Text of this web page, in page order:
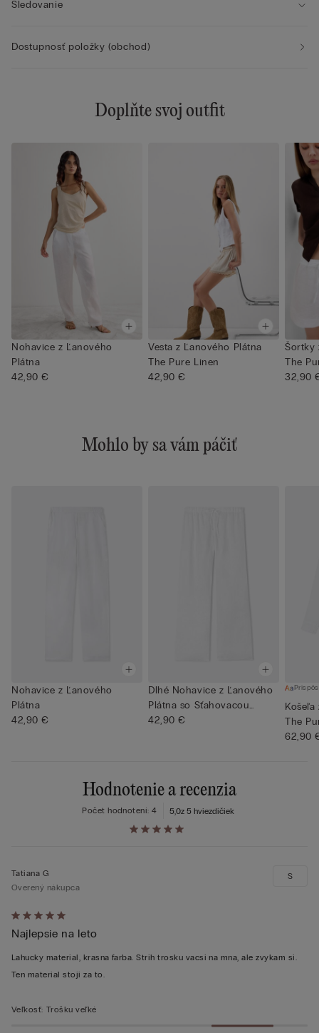
Sledovanie
Dostupnosť položky (obchod)
Doplňte svoj outfit
Nohavice z Ľanového
Plátna
42,90 €
Vesta z Ľanového Plátna
The Pure Linen
42,90 €
Šortky
The
32,90
Mohlo by sa vám páčiť
Nohavice z Ľanového
Plátna
42,90 €
Dlhé Nohavice z Ľanového
Plátna so Sťahovacou
Šnúr...
42,90 €
The
62,90
Hodnotenie a recenzia
5,0z 5 hviezdičiek
Počet hodnotení: 4
Hodnotenie:
5
z 5
Tatiana G
Overený nákupca
Najlepsie na leto
Lahucky material, krasna farba. Strih trosku vacsi na mna, ale zvykam si.
Ten material stoji za to.
S
Veľkosť: Trošku veľké